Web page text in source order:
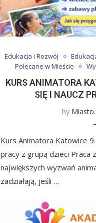
Edukacja i Rozwój
Polecane w Mieście
KURS ANIMATORA
SIĘ I NAUCZ
by
Kurs Animatora Katowice
pracy z grupą dzieci Praca
największych wyzwań
zadziałają, jeśli …